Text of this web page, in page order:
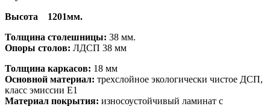
Высота 1201мм.
Толщина столешницы: 38 мм.
Опоры столов: ЛДСП 38 мм
Толщина каркасов: 18 мм
Основной материал: трехслойное экологически чистое ДСП,
класс эмиссии Е1
Материал покрытия: износоустойчивый ламинат с